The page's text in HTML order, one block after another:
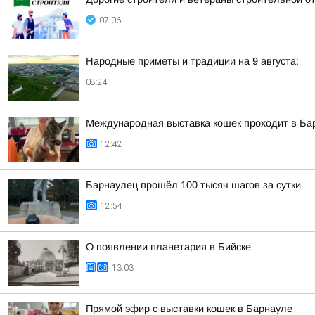
07:06
Народные приметы и традиции на 9 августа:
08:24
Международная выставка кошек проходит в
12:42
Барнаулец прошёл 100 тысяч шагов за сутки
12:54
О появлении планетария в Бийске
13:03
Прямой эфир с выставки кошек в Барнауле